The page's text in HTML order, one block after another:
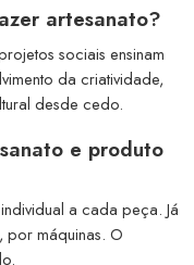
artesanato?
sociais ensinam
da criatividade,
desde cedo.
e produto
a cada peça. Já
por máquinas. O